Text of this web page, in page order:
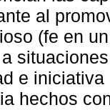
al
(fe en
e
hechos